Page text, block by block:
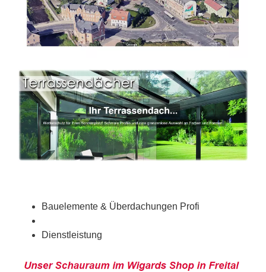
Bauelemente & Überdachungen Profi
Dienstleistung